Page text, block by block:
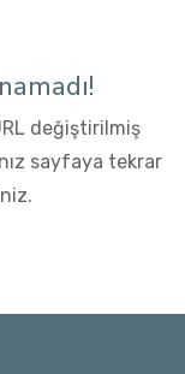
değiştirilmiş
sayfaya tekrar